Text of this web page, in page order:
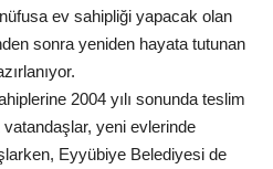
ev sahipliği yapacak olan
sonra yeniden hayata tutunan
2004 yılı sonunda teslim
yeni evlerinde
Eyyübiye Belediyesi de